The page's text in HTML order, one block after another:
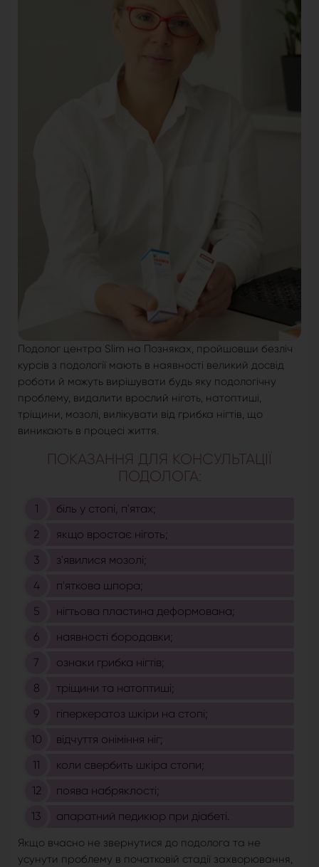
Подолог центра Slim на Позняках, пройшовши безліч
курсів з подології мають в наявності великий досвід
роботи й можуть вирішувати будь яку подологічну
проблему, видалити врослий ніготь, натоптиші,
тріщини, мозолі, вилікувати від грибка нігтів, що
виникають в процесі життя.
ПОКАЗАННЯ ДЛЯ КОНСУЛЬТАЦІЇ
ПОДОЛОГА:
біль у стопі, п'ятах;
якщо вростає ніготь;
з'явилися мозолі;
п'яткова шпора;
нігтьова пластина деформована;
наявності бородавки;
ознаки грибка нігтів;
тріщини та натоптиші;
гіперкератоз шкіри на стопі;
відчуття оніміння ніг;
коли свербить шкіра стопи;
поява набряклості;
апаратний педикюр при діабеті.
Якщо вчасно не звернутися до подолога та не
усунути проблему в початковій стадії захворювання,